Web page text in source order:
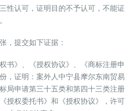
性认可，证明目的不予认可，不能证
，提交如下证据：
书》、《授权协议》、《商标注册申
，证明：案外人中宁县摩尔东南贸易
局申请第三十五类和第四十三类注册
授权委托书》和《授权协议》，许可